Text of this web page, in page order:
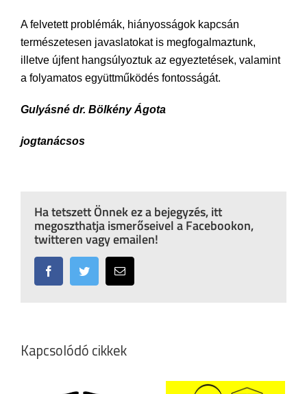
A felvetett problémák, hiányosságok kapcsán
természetesen javaslatokat is megfogalmaztunk,
illetve újfent hangsúlyoztuk az egyeztetések, valamint
a folyamatos együttműködés fontosságát.
Gulyásné dr. Bölkény Ágota
jogtanácsos
Ha tetszett Önnek ez a bejegyzés, itt
megoszthatja ismerőseivel a Facebookon,
twitteren vagy emailen!
FacebookTwitter Email:
Kapcsolódó cikkek